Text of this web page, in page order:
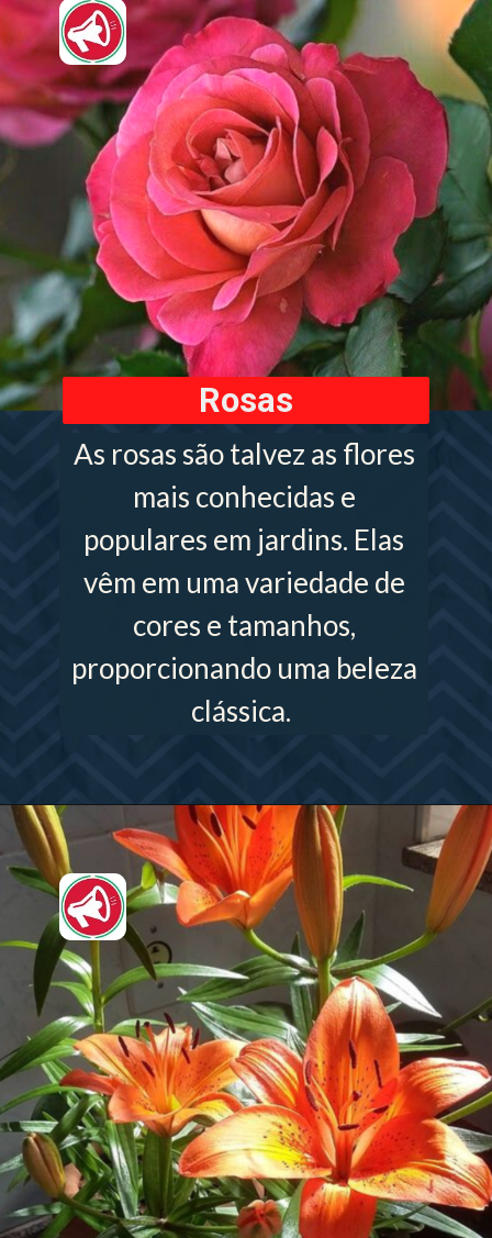
As rosas são talvez as flores
mais conhecidas e
populares em jardins. Elas
vêm em uma variedade de
cores e tamanhos,
proporcionando uma beleza
clássica.
Rosas